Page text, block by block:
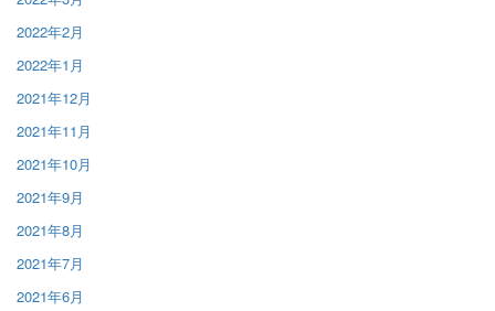
2022年2月
2022年1月
2021年12月
2021年11月
2021年10月
2021年9月
2021年8月
2021年7月
2021年6月